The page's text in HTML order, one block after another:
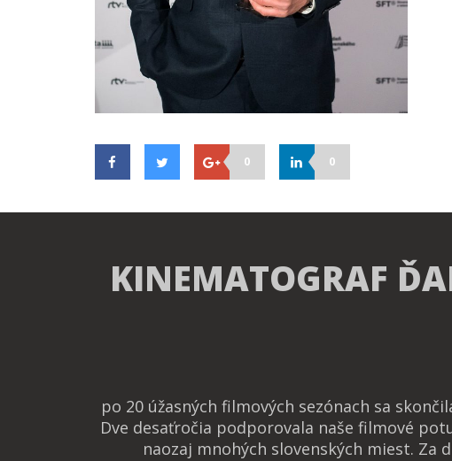
0 0
KINEMATOGRAF
po 20 úžasných filmových sezónach sa
Dve desaťročia podporovala naše filmové
naozaj mnohých slovenských miest.